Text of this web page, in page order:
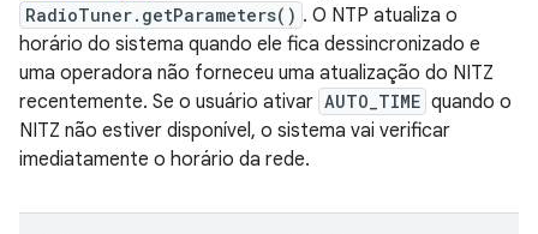
RadioTuner.getParameters() . O NTP atualiza o
horário do sistema quando ele fica dessincronizado e
uma operadora não forneceu uma atualização do NITZ
recentemente. Se o usuário ativar AUTO_TIME quando o
NITZ não estiver disponível, o sistema vai verificar
imediatamente o horário da rede.